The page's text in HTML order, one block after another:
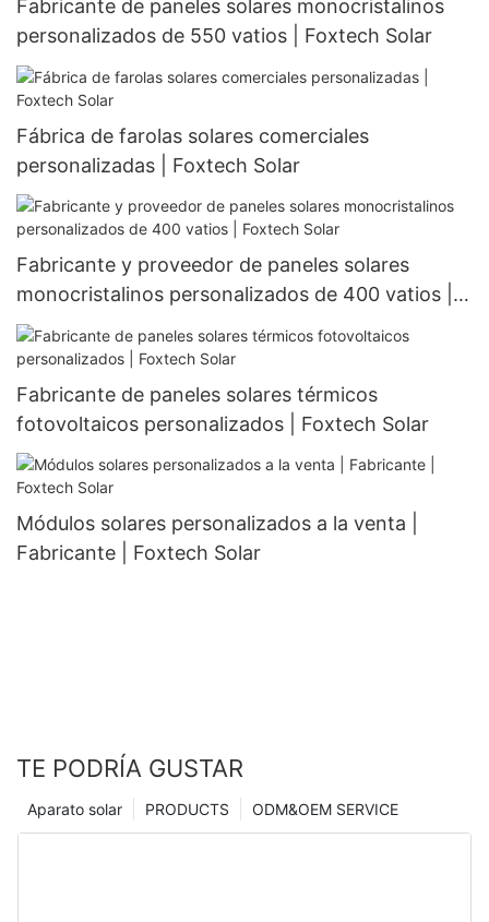
Fabricante de paneles solares monocristalinos
personalizados de 550 vatios | Foxtech Solar
Fábrica de farolas solares comerciales
personalizadas | Foxtech Solar
Fabricante y proveedor de paneles solares
monocristalinos personalizados de 400 vatios |
Foxtech Solar
Fabricante de paneles solares térmicos
fotovoltaicos personalizados | Foxtech Solar
Módulos solares personalizados a la venta |
Fabricante | Foxtech Solar
TE PODRÍA GUSTAR
ODM&OEM SERVICE
PRODUCTS
Aparato solar